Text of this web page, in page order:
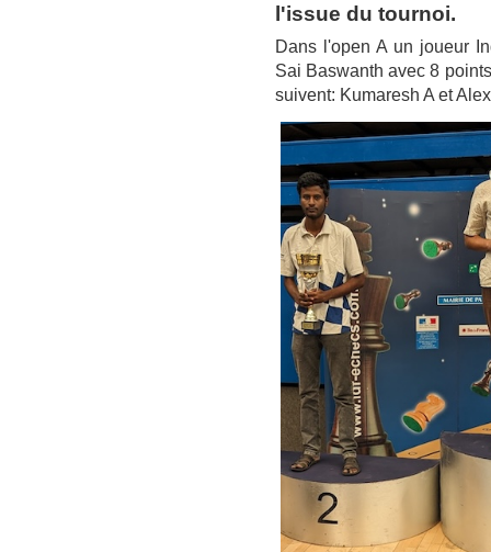
l'issue du tournoi.
Dans l'open A un joueur
Sai Baswanth avec 8
suivent: Kumaresh A et